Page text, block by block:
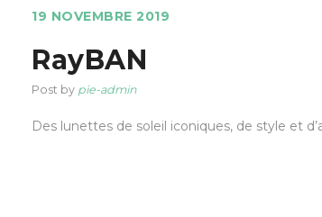
19 NOVEMBRE 2019
RayBAN
Post by pie-admin
Des lunettes de soleil iconiques, de style et